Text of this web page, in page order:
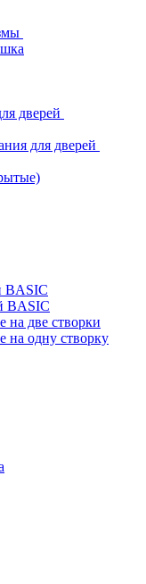
дверей
для дверей
BASIC
BASIC
на две створки
на одну створку